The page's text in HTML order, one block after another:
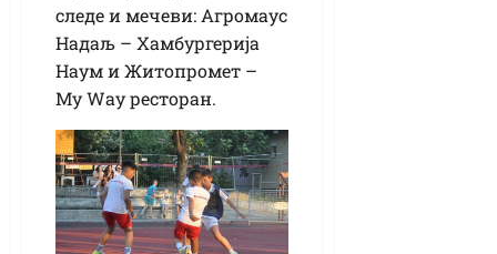
следе и мечеви: Агромаус
Надаљ – Хамбургерија
Наум и Житопромет –
Мy Wаy ресторан.